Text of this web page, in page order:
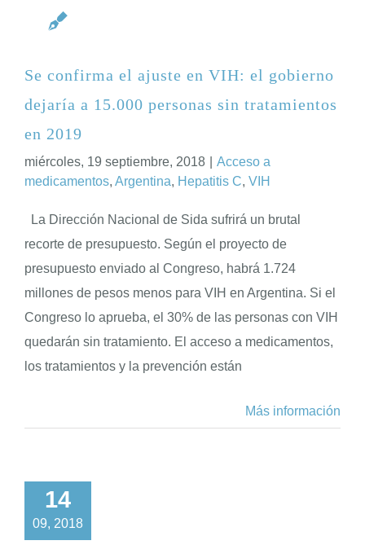
Se confirma el ajuste en VIH: el gobierno
dejaría a 15.000 personas sin tratamientos
en 2019
miércoles, 19 septiembre, 2018
Acceso a
medicamentos, Argentina, Hepatitis C, VIH
La Dirección Nacional de Sida sufrirá un brutal
recorte de presupuesto. Según el proyecto de
presupuesto enviado al Congreso, habrá 1.724
millones de pesos menos para VIH en Argentina. Si el
Congreso lo aprueba, el 30% de las personas con VIH
quedarán sin tratamiento. El acceso a medicamentos,
los tratamientos y la prevención están
Más información
14
09, 2018